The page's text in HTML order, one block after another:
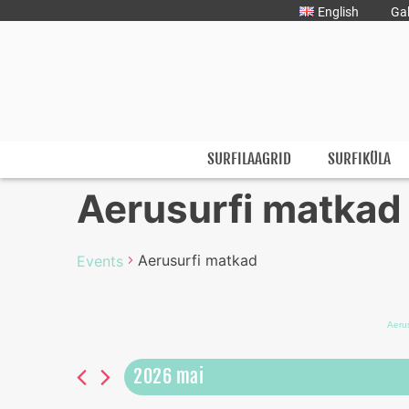
English
SURFILAAGRID SURFIKÜLA
Aerusurfi matkad
Events Aerusurfi matkad
2026 mai